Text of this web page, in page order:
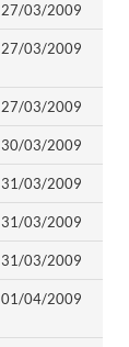
27/03/2009
27/03/2009
27/03/2009
30/03/2009
31/03/2009
31/03/2009
31/03/2009
01/04/2009